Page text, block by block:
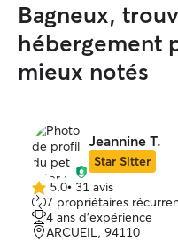
Bagneux,
hébergement
mieux notés
Jeannine T.
Star Sitter
5.0 étoile(s)
sur
5
5.0• 31 avis
7 propriétaires
4 ans d'expérience
ARCUEIL, 94110